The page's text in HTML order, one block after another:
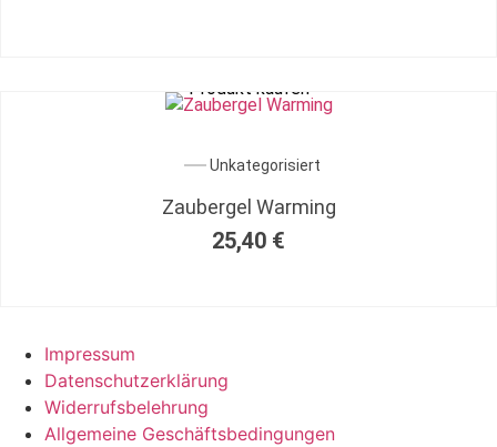
Produkt kaufen
Unkategorisiert
Zaubergel Warming
25,40 €
Impressum
Datenschutzerklärung
Widerrufsbelehrung
Allgemeine Geschäftsbedingungen